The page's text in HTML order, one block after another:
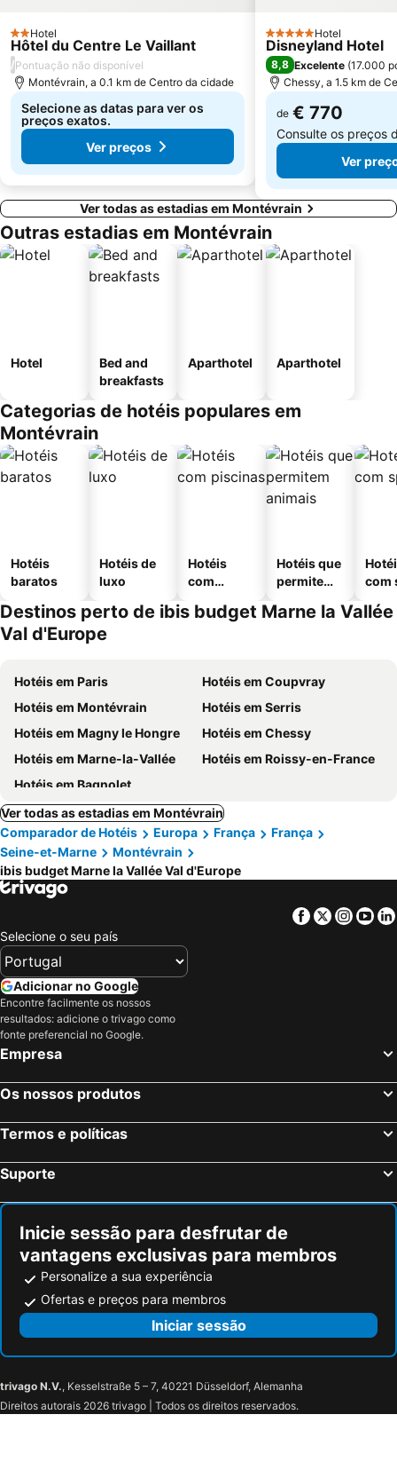
Moulin Rouge
Gare de Neuilly - Porte Maillot Metro Station
2 Estrelas
Hotel
Hôtel du Centre Le Vaillant
/Pontuação não disponível
Montévrain, a 0.1 km de Centro da cidade
Selecione as datas para ver os
preços exatos.
Ver preços
5 EstrelasHotel
Disneyland Hotel
8,8 Excelente (17.000
Chessy, a 1.5 km de
de € 770
Consulte os preços
Ver
Ver todas as estadias em Montévrain
Outras estadias em Montévrain
Hotel
Bed and
breakfasts
Aparthotel Aparthotel
Categorias de hotéis populares em
Montévrain
Hotéis
baratos
Hotéis de
luxo
Hotéis
com
Hotéis que
permitem
com
Destinos perto de ibis budget Marne la Vallée
Val d'Europe
Hotéis em Paris
Hotéis em Coupvray
Hotéis em Montévrain
Hotéis em Serris
Hotéis em Magny le Hongre
Hotéis em Chessy
Hotéis em Marne-la-Vallée
Hotéis em Roissy-en-France
Hotéis em Bagnolet
Ver todas as estadias em Montévrain
Comparador de Hotéis
Europa França
França
Seine-et-Marne
Montévrain
ibis budget Marne la Vallée Val d'Europe
Facebook
Twitter
Selecione o seu país
Adicionar no Google
Encontre facilmente os nossos
resultados: adicione o trivago como
fonte preferencial no Google.
Empresa
Os nossos produtos
Termos e políticas
Suporte
Inicie sessão para desfrutar de
vantagens exclusivas para membros
Personalize a sua experiência
Ofertas e preços para membros
Iniciar sessão
trivago N.V., Kesselstraße 5 – 7, 40221 Düsseldorf, Alemanha
Direitos autorais 2026 trivago | Todos os direitos reservados.